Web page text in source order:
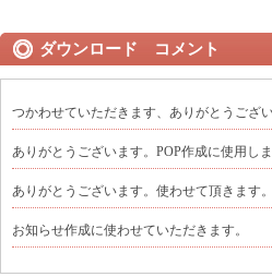
ダウンロード コメント
つかわせていただきます、ありがとうござい
ありがとうございます。POP作成に使用し
ありがとうございます。使わせて頂きます。
お知らせ作成に使わせていただきます。